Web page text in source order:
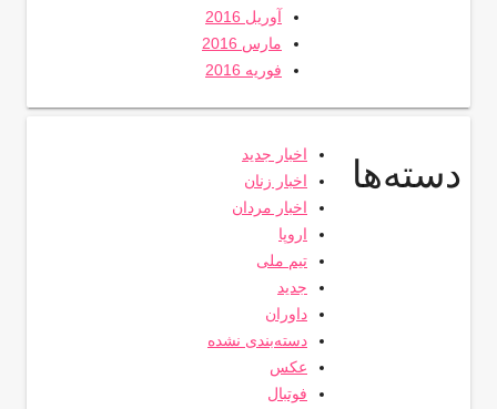
آوریل 2016
مارس 2016
فوریه 2016
دسته‌ها
اخبار جدید
اخبار زنان
اخبار مردان
اروپا
تیم ملی
جدید
داوران
دسته‌بندی نشده
عکس
فوتبال